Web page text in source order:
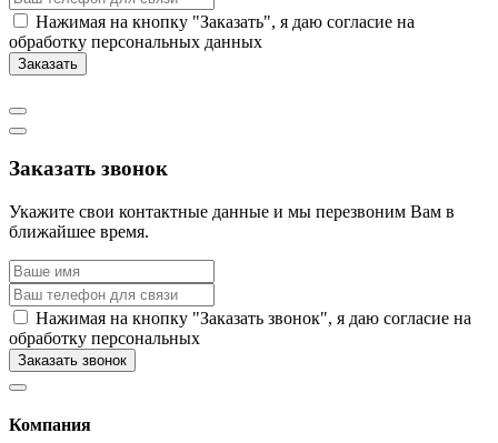
Нажимая на кнопку "Заказать", я даю согласие на
обработку персональных данных
Заказать
Заказать звонок
Укажите свои контактные данные и мы перезвоним Вам в
ближайшее время.
Нажимая на кнопку "Заказать звонок", я даю согласие на
обработку персональных
Заказать звонок
Компания